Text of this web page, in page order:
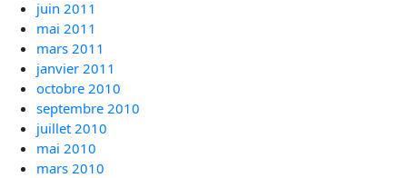
juin 2011
mai 2011
mars 2011
janvier 2011
octobre 2010
septembre 2010
juillet 2010
mai 2010
mars 2010